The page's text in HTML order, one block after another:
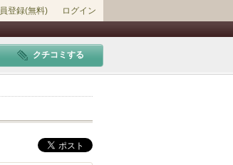
登録(無料) ログイン
クチコミする